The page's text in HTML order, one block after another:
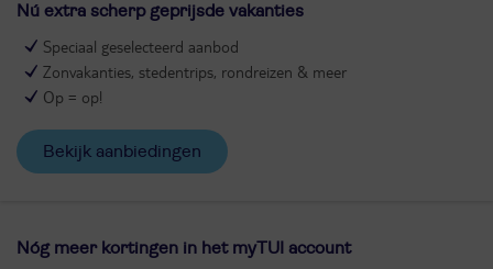
Nú extra scherp geprijsde vakanties
Speciaal geselecteerd aanbod
Zonvakanties, stedentrips, rondreizen & meer
Op = op!
Bekijk aanbiedingen
Nóg meer kortingen in het myTUI account